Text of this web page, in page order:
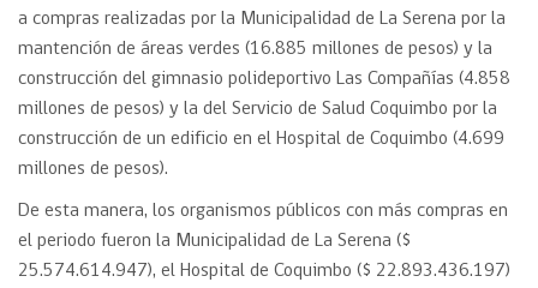
a compras realizadas por la Municipalidad de La Serena por la
mantención de áreas verdes (16.885 millones de pesos) y la
construcción del gimnasio polideportivo Las Compañías (4.858
millones de pesos) y la del Servicio de Salud Coquimbo por la
construcción de un edificio en el Hospital de Coquimbo (4.699
millones de pesos).
De esta manera, los organismos públicos con más compras en
el periodo fueron la Municipalidad de La Serena ($
25.574.614.947), el Hospital de Coquimbo ($ 22.893.436.197)